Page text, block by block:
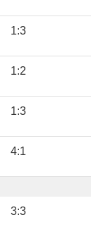
1:3
1:2
1:3
4:1
3:3